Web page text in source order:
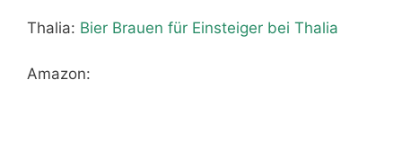
Thalia: Bier Brauen für Einsteiger bei Thalia
Amazon: